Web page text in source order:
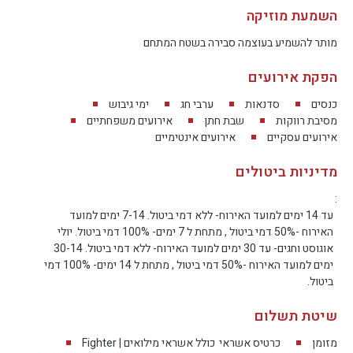
חדרי רחצה פרטיים. חלק מהיחידות בנויות במבנה נוח
משפחה יכולה ליהנות ממרחב שינה פרטי, מסודר ונוח,
החלוקה הזו היא יתרון משמעותי באירוח של משפחות
מורחבות וקבוצות משפחתיות. במקום שבו כמה
משפחות מתארחות יחד, חשוב שלכל משפחה תהיה
לילדים. באלוונסה פאלאס המבנה הזה מאפשר שהות
מסודרת, נעימה ופרקטית יותר לאורך כל החופשה.
השמעת מוזיקה
מותר להשמיע בעוצמה סבירה בשטח המתחם
הפקת אירועים
כנסים סדנאות ערבי חג
ימי גיבוש
מסיבת רווקות
שבת חתן
אירועים משפחתיים
אירועים עסקיים
אירועים אינטימיים
מדיניות ביטולים
:
עד 14 ימים למועד האירוח- ללא דמי ביטול. 7-14 ימים למועד
האירוח -50% דמי ביטול , מתחת ל 7 ימים- 100% דמי ביטול. יולי
אוגוסט וחגים- עד 30 ימים למועד האירוח- ללא דמי ביטול. 30-14
ימים למועד האירוח -50% דמי ביטול , מתחת ל 14 ימים- 100% דמי
ביטול.
שיטת תשלום
מזומן כרטיס אשראי כולל אשראי מילואים | Fighter